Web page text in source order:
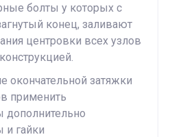
болты у которых с
конец, заливают
центровки всех узлов
окончательной затяжки
применить
дополнительно
и гайки